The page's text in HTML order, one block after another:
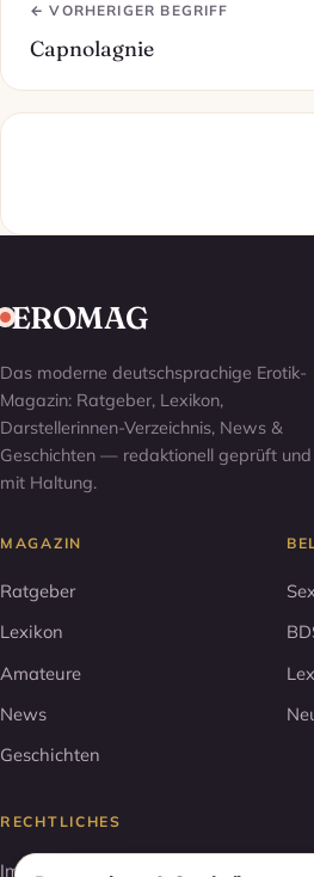
← VORHERIGER BEGRIFF
Capnolagnie
EROMAG
Das moderne deutschsprachige Erotik-
Magazin: Ratgeber, Lexikon,
Darstellerinnen-Verzeichnis, News &
Geschichten — redaktionell geprüft und
mit Haltung.
MAGAZIN
Ratgeber
Lexikon
Amateure
News
Geschichten
RECHTLICHES
Impressum